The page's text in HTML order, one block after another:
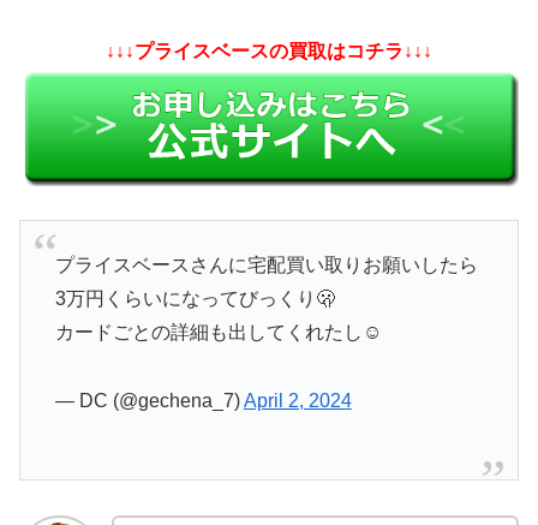
↓↓↓プライスベースの買取はコチラ↓↓↓
プライスベースさんに宅配買い取りお願いしたら
3万円くらいになってびっくり🫢
カードごとの詳細も出してくれたし☺️
— DC (@gechena_7)April 2, 2024